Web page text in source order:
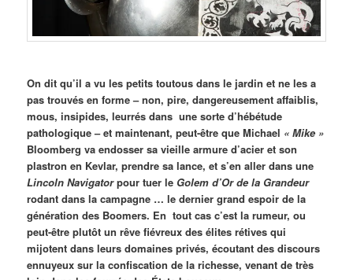
On dit qu’il a vu les petits toutous dans le jardin et ne les a
pas trouvés en forme – non, pire, dangereusement affaiblis,
mous, insipides, leurrés dans une sorte d’hébétude
pathologique – et maintenant, peut-être que Michael « Mike »
Bloomberg va endosser sa vieille armure d’acier et son
plastron en Kevlar, prendre sa lance, et s’en aller dans une
Lincoln Navigatorpour tuer le Golem d’Or de la Grandeur
rodant dans la campagne … le dernier grand espoir de la
génération des Boomers. En tout cas c’est la rumeur, ou
peut-être plutôt un rêve fiévreux des élites rétives qui
mijotent dans leurs domaines privés, écoutant des discours
ennuyeux sur la confiscation de la richesse, venant de très